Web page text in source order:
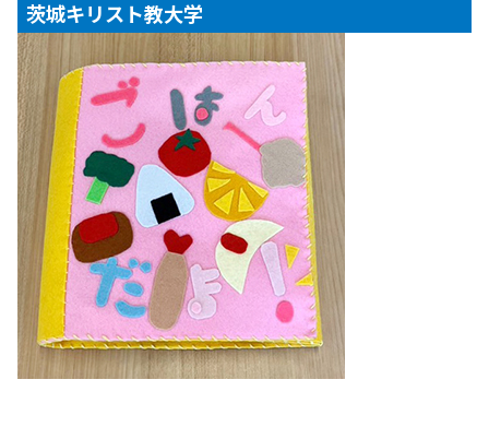
【対象年齢】 ３歳児以上
茨城キリスト教大学